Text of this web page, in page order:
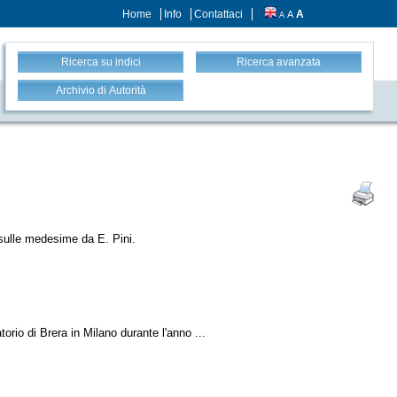
Home Info Contattaci A A A
Ricerca su indici Ricerca avanzata
Archivio di Autorità